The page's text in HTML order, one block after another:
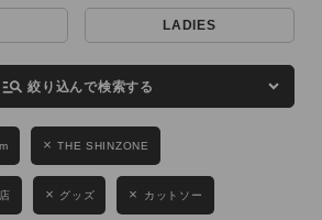
LADIES
LADIES
manage_search 絞り込んで検索する
THE SHINZONE
グッズ カットソー